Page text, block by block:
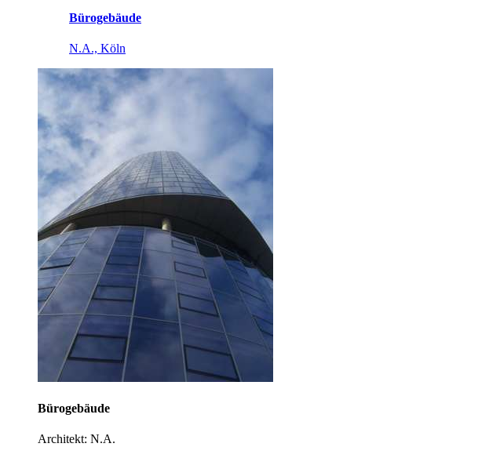
Bürogebäude
N.A., Köln
Bürogebäude
Architekt: N.A.